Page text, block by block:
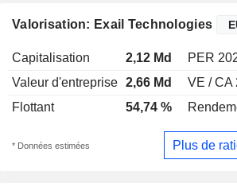
Valorisation: Exail Technologies
Capitalisation 2,12 Md PER
Valeur d'entreprise 2,66 Md VE / CA
Flottant
54,74 %
* Données estimées Plus de